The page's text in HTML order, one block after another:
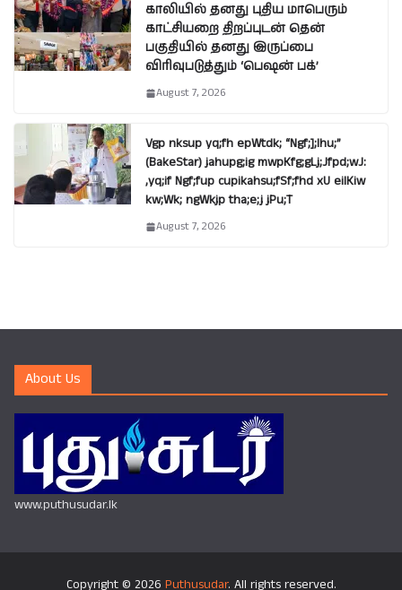
காலியில் தனது புதிய மாபெரும்
காட்சியறை திறப்புடன் தென்
பகுதியில் தனது இருப்பை
விரிவுபடுத்தும் ‘பெஷன் பக்’
August 7, 2026
Vgp nksup yq;fh epWtdk; “Ngf;];lhu;”
(BakeStar) jahupg;ig mwpKfg;gLj;Jfpd;wJ:
,yq;if Ngf;fup cupikahsu;fSf;fhd xU eilKiw
kw;Wk; ngWkjp tha;e;j jPu;T
August 7, 2026
About Us
www.puthusudar.lk
Copyright © 2026 Puthusudar. All rights reserved.